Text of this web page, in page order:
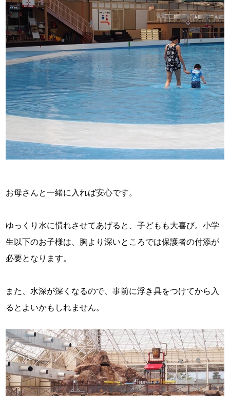
お母さんと一緒に入れば安心です。
ゆっくり水に慣れさせてあげると、子どもも大喜び。小学
生以下のお子様は、胸より深いところでは保護者の付添が
必要となります。
また、水深が深くなるので、事前に浮き具をつけてから入
るとよいかもしれません。